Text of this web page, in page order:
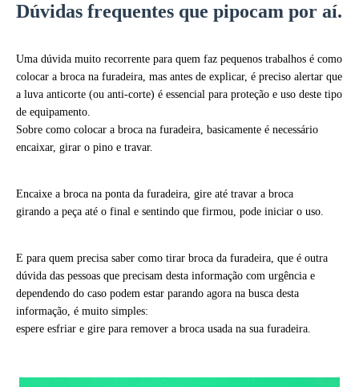
Dúvidas frequentes que pipocam por aí.
Uma dúvida muito recorrente para quem faz pequenos trabalhos é como
colocar a broca na furadeira, mas antes de explicar, é preciso alertar que
a luva anticorte (ou anti-corte) é essencial para proteção e uso deste tipo
de equipamento.
Sobre como colocar a broca na furadeira, basicamente é necessário
encaixar, girar o pino e travar.
Encaixe a broca na ponta da furadeira, gire até travar a broca
girando a peça até o final e sentindo que firmou, pode iniciar o uso.
E para quem precisa saber como tirar broca da furadeira, que é outra
dúvida das pessoas que precisam desta informação com urgência e
dependendo do caso podem estar parando agora na busca desta
informação, é muito simples:
espere esfriar e gire para remover a broca usada na sua furadeira.